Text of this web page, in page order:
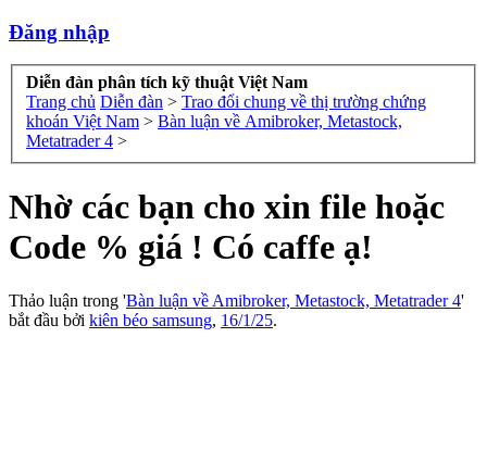
Đăng nhập
Diễn đàn phân tích kỹ thuật Việt Nam
Trang chủ Diễn đàn > Trao đổi chung về thị trường chứng
khoán Việt Nam > Bàn luận về Amibroker, Metastock,
Metatrader 4 >
Nhờ các bạn cho xin file hoặc
Code % giá ! Có caffe ạ!
Thảo luận trong 'Bàn luận về Amibroker, Metastock, Metatrader 4'
bắt đầu bởi kiên béo samsung, 16/1/25.